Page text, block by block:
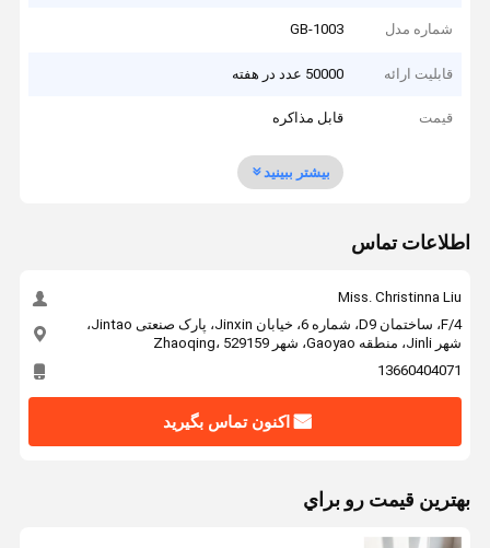
شماره مدل GB-1003
قابلیت ارائه 50000 عدد در هفته
قیمت قابل مذاکره
بیشتر ببینید
اطلاعات تماس
Miss. Christinna Liu
4/F، ساختمان D9، شماره 6، خیابان Jinxin، پارک صنعتی Jintao،
شهر Jinli، منطقه Gaoyao، شهر Zhaoqing، 529159
13660404071
اکنون تماس بگیرید
بهترين قيمت رو براي